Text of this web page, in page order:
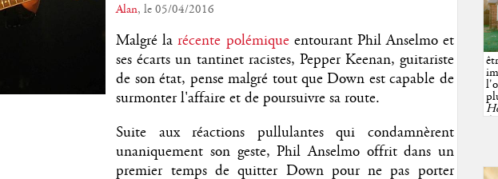
Alan, le 05/04/2016
Malgré larécente polémiqueentourant Phil Anselmo et
ses écarts un tantinet racistes, Pepper Keenan, guitariste
de son état, pense malgré tout que Down est capable de
surmonter l'affaire et de poursuivre sa route.
Suite aux réactions pullulantes qui condamnèrent
unaniquement son geste, Phil Anselmo offrit dans un
premier temps de quitter Down pour ne pas porter